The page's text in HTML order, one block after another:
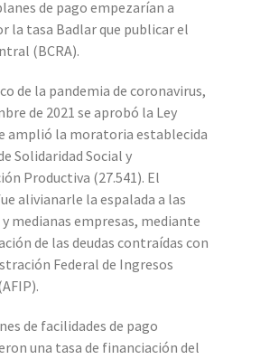
de pago empezarían a
la tasa Badlar que publicar el
(BCRA).
de la pandemia de coronavirus,
de 2021 se aprobó la Ley
amplió la moratoria establecida
Solidaridad Social y
Productiva (27.541). El
alivianarle la espalada a las
y medianas empresas, mediante
de las deudas contraídas con
Federal de Ingresos
de facilidades de pago
una tasa de financiación del